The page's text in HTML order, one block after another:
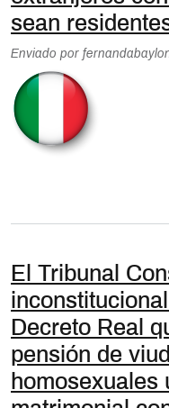
sean
Enviado por
El Tribunal
Decreto Real
pensión de
homosexuales